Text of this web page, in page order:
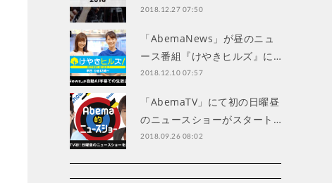
2018.12.27 07:50
「AbemaNews」が昼のニュ
ース番組『けやきヒルズ』に…
2018.12.10 07:57
「AbemaTV」にて初の日曜昼
のニュースショーがスタート…
2018.09.26 08:02